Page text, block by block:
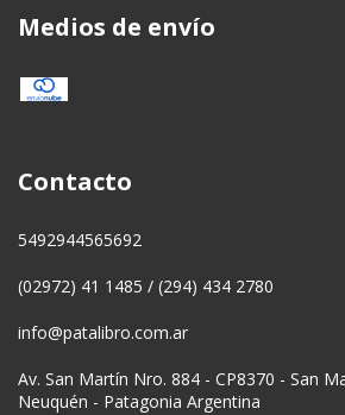
Medios de envío
Contacto
5492944565692
(02972) 41 1485 / (294) 434 2780
info@patalibro.com.ar
Av. San Martín Nro. 884 - CP8370 - San
Neuquén - Patagonia Argentina